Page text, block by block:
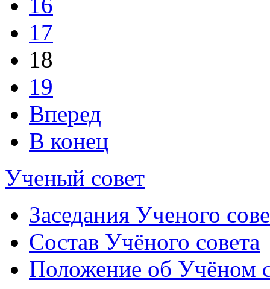
17
18
19
Вперед
В конец
Ученый совет
Заседания Ученого
Состав Учёного совета
Положение об Учёном